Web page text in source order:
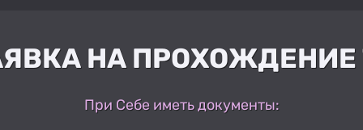
НА ПРОХОЖДЕНИЕ
При Себе иметь документы: